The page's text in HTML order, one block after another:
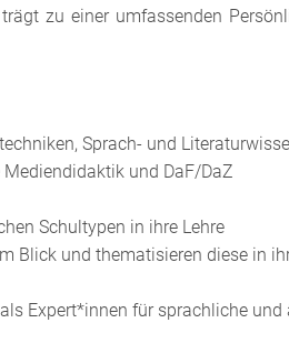
zu einer umfassenden
Sprach- und
und DaF/DaZ
Schultypen in ihre Lehre
Blick und thematisieren diese in
Expert*innen für sprachliche